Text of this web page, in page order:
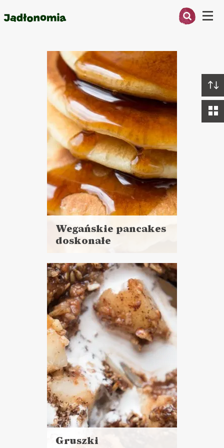
Menu
O MNIE
PRZEPISY
ARTYKUŁY
KSIĄŻKI
KONTAKT
Wegańskie pancakes
doskonałe
więcej
Czas przygotowania:
do 30 minut
CIASTA I DESERY
ŚNIADANIA
WALENTYNKI ?
Gruszki